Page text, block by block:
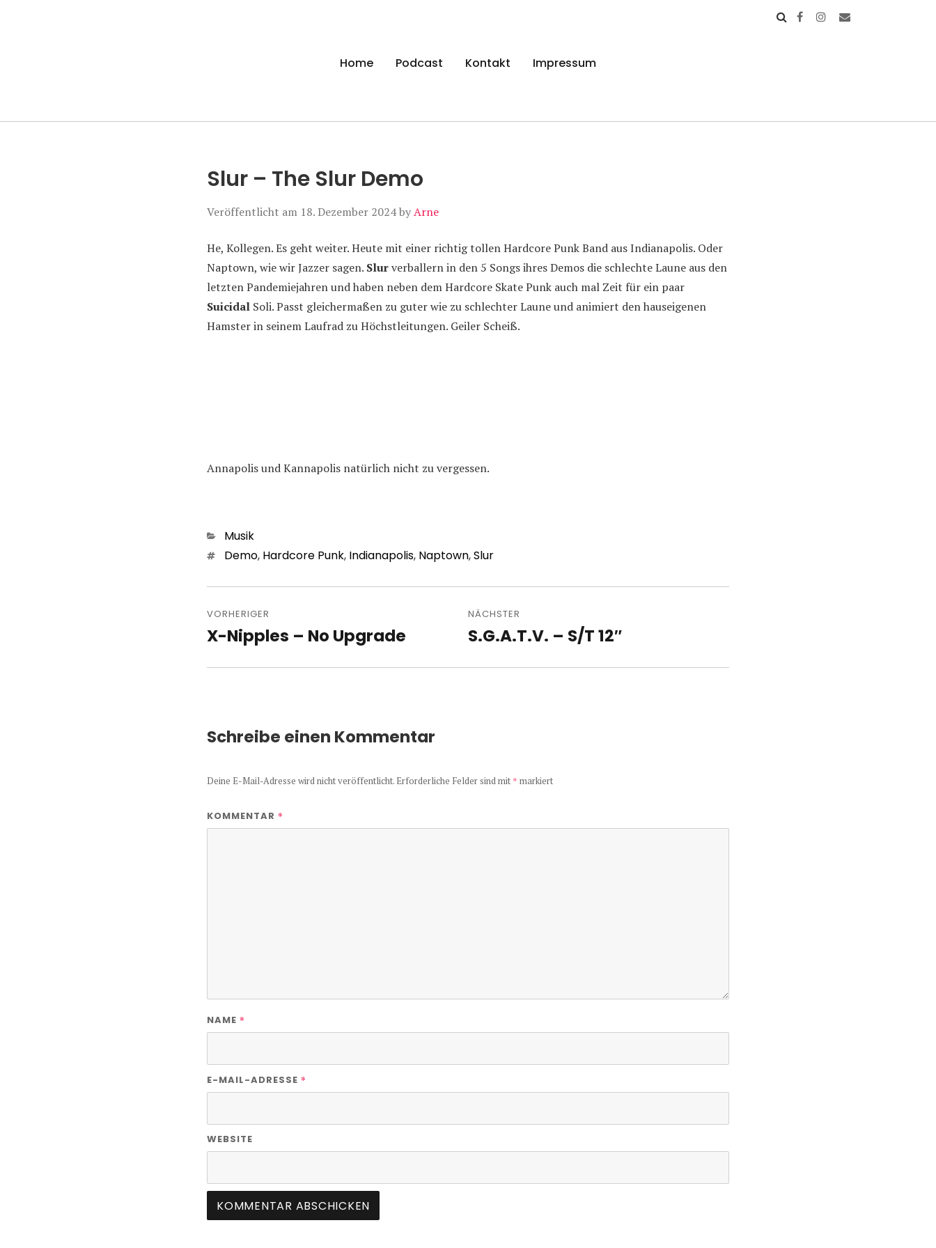
Manierenversagen
Home Podcast Kontakt Impressum
Slur – The Slur Demo
Veröffentlicht am 18. Dezember 2024byArne
He, Kollegen. Es geht weiter. Heute mit einer richtig tollen Hardcore Punk Band aus Indianapolis. Oder
Naptown, wie wir Jazzer sagen. Slurverballern in den 5 Songs ihres Demos die schlechte Laune aus den
letzten Pandemiejahren und haben neben dem Hardcore Skate Punk auch mal Zeit für ein paar
Suicidal Soli. Passt gleichermaßen zu guter wie zu schlechter Laune und animiert den hauseigenen
Hamster in seinem Laufrad zu Höchstleitungen. Geiler Scheiß.
Annapolis und Kannapolis natürlich nicht zu vergessen.
Kategorien
Musik
Schlagwörter
Demo, Hardcore Punk, Indianapolis, Naptown,Slur
VORHERIGER
Vorheriger
X-Nipples – No Upgrade
NÄCHSTER
Nächster
S.G.A.T.V. – S/T 12″
Schreibe einen Kommentar
Deine E-Mail-Adresse wird nicht veröffentlicht. Erforderliche Felder sind mit * markiert
KOMMENTAR *
NAME *
E-MAIL-ADRESSE *
WEBSITE